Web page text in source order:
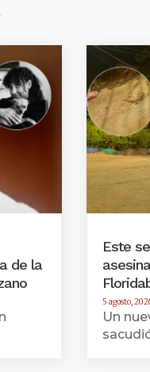
de la
Este
5 agosto,
Un